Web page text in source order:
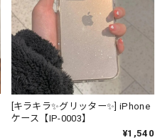
[キラキラ✨グリッター✨] iPhone
ケース【IP-0003】
¥1,540